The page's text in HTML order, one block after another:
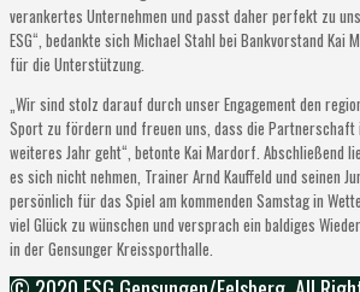
verankertes Unternehmen und passt daher perfekt zu
ESG“, bedankte sich Michael Stahl bei Bankvorstand Kai
für die Unterstützung.
„Wir sind stolz darauf durch unser Engagement den
Sport zu fördern und freuen uns, dass die Partnerschaft
weiteres Jahr geht“, betonte Kai Mardorf. Abschließend
es sich nicht nehmen, Trainer Arnd Kauffeld und seinen
persönlich für das Spiel am kommenden Samstag in
viel Glück zu wünschen und versprach ein baldiges
in der Gensunger Kreissporthalle.